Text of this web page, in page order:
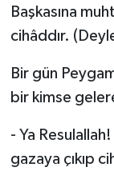
Başkasına
cihâddır.
Bir gün
bir kimse
- Ya
gazaya çıkıp